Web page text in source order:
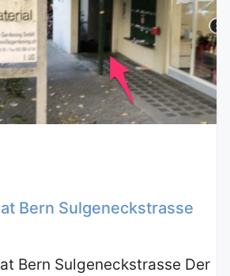
Bern Sulgeneckstrasse
Bern Sulgeneckstrasse Der